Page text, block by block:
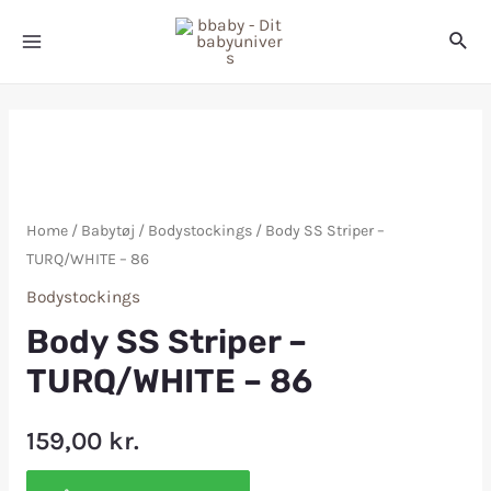
Home/ Babytøj / Bodystockings/ Body SS Striper –
TURQ/WHITE – 86
Bodystockings
Body SS Striper –
TURQ/WHITE – 86
159,00 kr.